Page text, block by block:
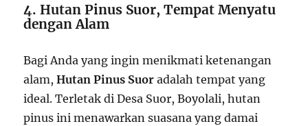
4. Hutan Pinus Suor, Tempat Menyatu
dengan Alam
Bagi Anda yang ingin menikmati ketenangan
alam,Hutan Pinus Suor adalah tempat yang
ideal. Terletak di Desa Suor, Boyolali, hutan
pinus ini menawarkan suasana yang damai